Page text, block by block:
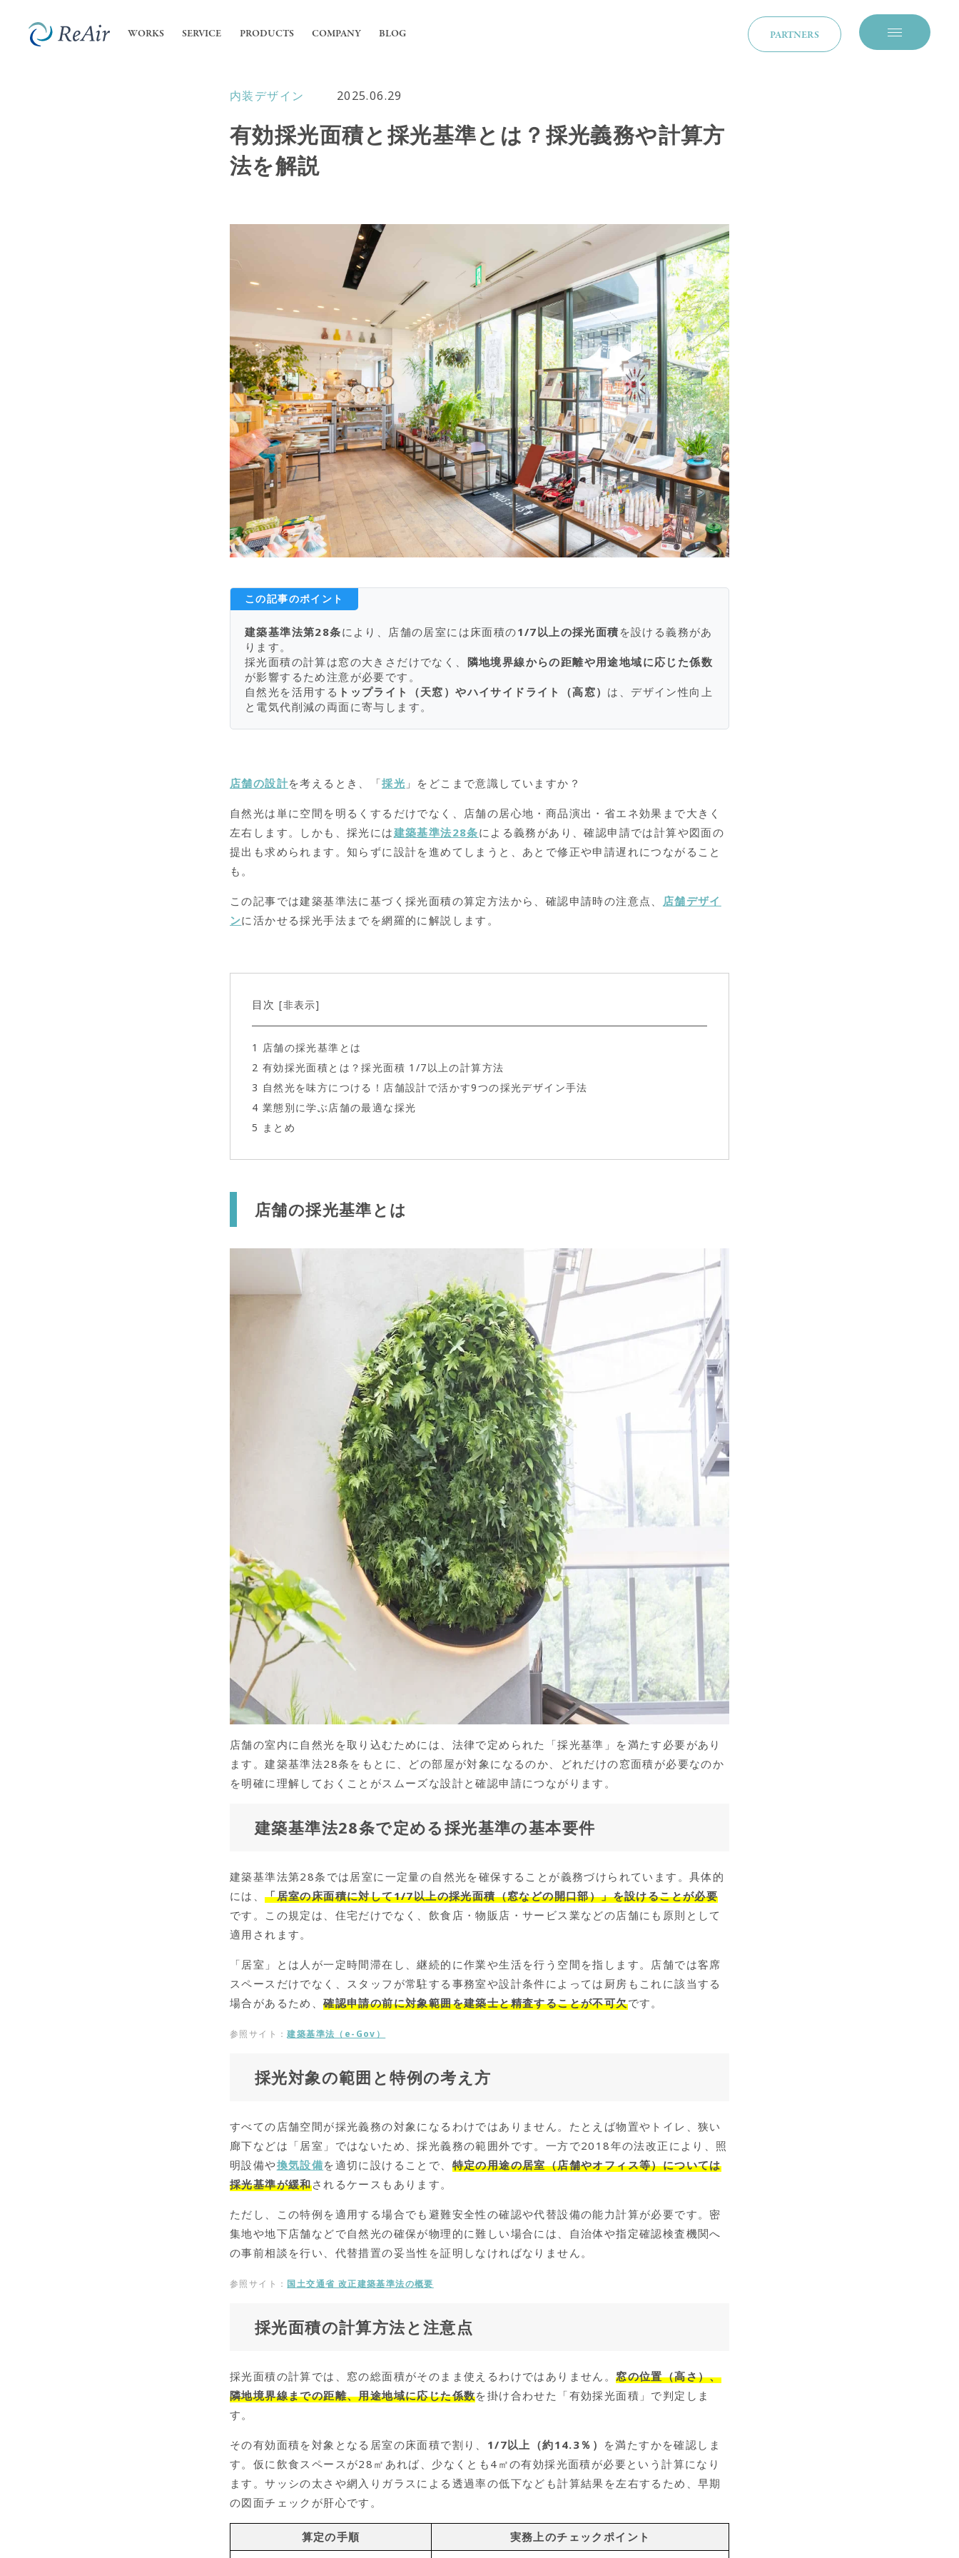
WORKS SERVICE
- 店舗の内装工事
- オフィス内装工事
業務用エアコンの入れ替えや新規設置工事
PRODUCTS COMPANY
ReAirの強み
会社概要
BLOG PARTNERS
メニューを開閉
内装デザイン 2025.06.29
有効採光面積と採光基準とは？採光義務や計算方
法を解説
この記事のポイント
建築基準法第28条により、店舗の居室には床面積の1/7以上の採光面積 を設ける義務があ
ります。
採光面積の計算は窓の大きさだけでなく、 隣地境界線からの距離や用途地域に応じた係数
が影響するため注意が必要です。
自然光を活用する トップライト（天窓）やハイサイドライト（高窓） は、デザイン性向上
と電気代削減の両面に寄与します。
店舗の設計を考えるとき、「採光 」をどこまで意識していますか？
自然光は単に空間を明るくするだけでなく、店舗の居心地・商品演出・省エネ効果まで大きく
左右します。しかも、採光には建築基準法28条による義務があり、確認申請では計算や図面の
提出も求められます。知らずに設計を進めてしまうと、あとで修正や申請遅れにつながること
も。
この記事では建築基準法に基づく採光面積の算定方法から、確認申請時の注意点、
店舗デザイ
ンに活かせる採光手法までを網羅的に解説します。
目次 [非表示]
1 店舗の採光基準とは
2 有効採光面積とは？採光面積 1/7以上の計算方法
3 自然光を味方につける！店舗設計で活かす9つの採光デザイン手法
4 業態別に学ぶ店舗の最適な採光
5 まとめ
店舗の採光基準とは
店舗の室内に自然光を取り込むためには、法律で定められた「採光基準」を満たす必要があり
ます。建築基準法28条をもとに、どの部屋が対象になるのか、どれだけの窓面積が必要なのか
を明確に理解しておくことがスムーズな設計と確認申請につながります。
建築基準法28条で定める採光基準の基本要件
建築基準法第28条では居室に一定量の自然光を確保することが義務づけられています。具体的
には、「居室の床面積に対して1/7以上の採光面積（窓などの開口部）」を設けることが必要
です。この規定は、住宅だけでなく、飲食店・物販店・サービス業などの店舗にも原則として
適用されます。
「居室」とは人が一定時間滞在し、継続的に作業や生活を行う空間を指します。店舗では客席
スペースだけでなく、スタッフが常駐する事務室や設計条件によっては厨房もこれに該当する
場合があるため、確認申請の前に対象範囲を建築士と精査することが不可欠です。
参照サイト：建築基準法（e-Gov）
採光対象の範囲と特例の考え方
すべての店舗空間が採光義務の対象になるわけではありません。たとえば物置やトイレ、狭い
廊下などは「居室」ではないため、採光義務の範囲外です。一方で2018年の法改正により、照
明設備や換気設備を適切に設けることで、 特定の用途の居室（店舗やオフィス等）については
採光基準が緩和されるケースもあります。
ただし、この特例を適用する場合でも避難安全性の確認や代替設備の能力計算が必要です。密
集地や地下店舗などで自然光の確保が物理的に難しい場合には、自治体や指定確認検査機関へ
の事前相談を行い、代替措置の妥当性を証明しなければなりません。
参照サイト： 国土交通省 改正建築基準法の概要
採光面積の計算方法と注意点
採光面積の計算では、窓の総面積がそのまま使えるわけではありません。窓の位置（高さ）、
隣地境界線までの距離、用途地域に応じた係数を掛け合わせた「有効採光面積」で判定しま
す。
その有効面積を対象となる居室の床面積で割り、 1/7以上（約14.3％） を満たすかを確認しま
す。仮に飲食スペースが28㎡あれば、少なくとも4㎡の有効採光面積が必要という計算になり
ます。サッシの太さや網入りガラスによる透過率の低下なども計算結果を左右するため、早期
の図面チェックが肝心です。
算定の手順
実務上のチェックポイント